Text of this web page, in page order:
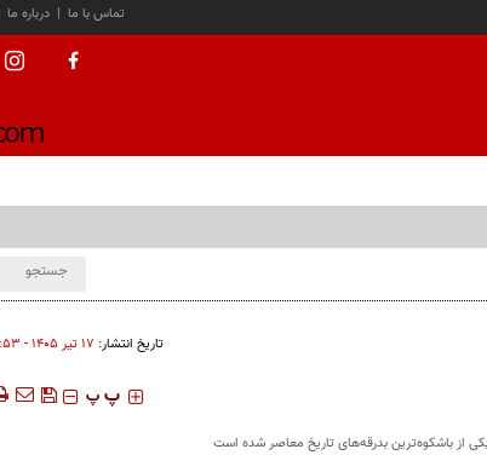
درباره ما | تماس با ما
تاریخ انتشار: ۱۷ تير ۱۴۰۵ - ۱۰:۵۳
‍‍‍ پ پ
باشکوه‌ترین بدرقه‌های تاریخ معاصر شده است